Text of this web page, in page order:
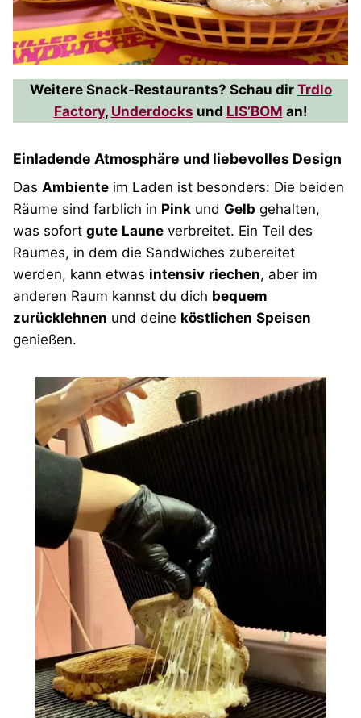
Weitere Snack-Restaurants? Schau dir Trdlo
Factory, Underdocks und LIS’BOM an!
Einladende Atmosphäre und liebevolles Design
Das Ambiente im Laden ist besonders: Die beiden
Räume sind farblich in Pink und Gelb gehalten,
was sofort gute Laune verbreitet. Ein Teil des
Raumes, in dem die Sandwiches zubereitet
werden, kann etwas intensiv riechen, aber im
anderen Raum kannst du dich bequem
zurücklehnen und deine köstlichen Speisen
genießen.